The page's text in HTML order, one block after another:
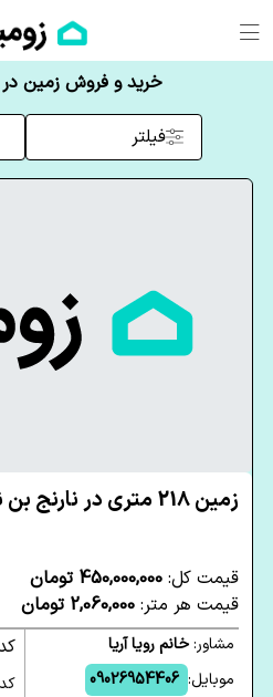
خرید و فروش زمین در
فیلتر
زمین 218 متری در نارنج بن نوشهر
قیمت کل: 450,000,000 تومان
قیمت هر متر: 2,060,000 تومان
مشاور:خانم رویا آریا
موبایل: 09026954406